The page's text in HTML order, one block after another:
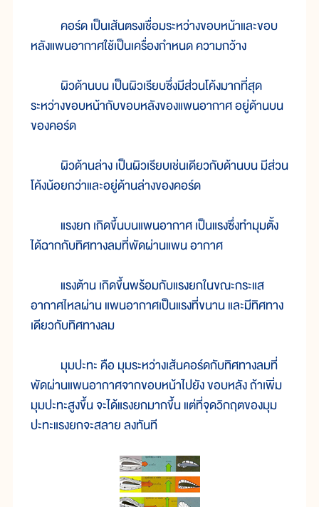
คอร์ด เป็นเส้นตรงเชื่อมระหว่างขอบหน้าและขอบ
หลังแพนอากาศใช้เป็นเครื่องกำหนด ความกว้าง
ผิวด้านบน เป็นผิวเรียบซึ่งมีส่วนโค้งมากที่สุด
ระหว่างขอบหน้ากับขอบหลังของแพนอากาศ อยู่ด้านบน
ของคอร์ด
ผิวด้านล่าง เป็นผิวเรียบเช่นเดียวกับด้านบน มีส่วน
โค้งน้อยกว่าและอยู่ด้านล่างของคอร์ด
แรงยก เกิดขึ้นบนแพนอากาศ เป็นแรงซึ่งทำมุมตั้ง
ได้ฉากกับทิศทางลมที่พัดผ่านแพน อากาศ
แรงต้าน เกิดขึ้นพร้อมกับแรงยกในขณะกระแส
อากาศไหลผ่าน แพนอากาศเป็นแรงที่ขนาน และมีทิศทาง
เดียวกับทิศทางลม
มุมปะทะ คือ มุมระหว่างเส้นคอร์ดกับทิศทางลมที่
พัดผ่านแพนอากาศจากขอบหน้าไปยัง ขอบหลัง ถ้าเพิ่ม
มุมปะทะสูงขึ้น จะได้แรงยกมากขึ้น แต่ที่จุดวิกฤตของมุม
ปะทะแรงยกจะสลาย ลงทันที